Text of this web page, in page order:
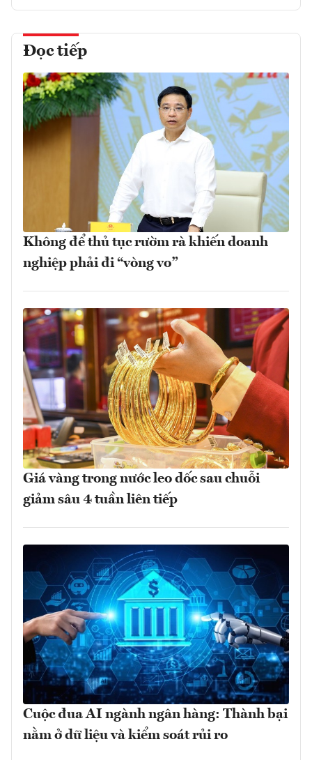
Đọc tiếp
Không để thủ tục rườm rà khiến doanh
nghiệp phải đi “vòng vo”
Giá vàng trong nước leo dốc sau chuỗi
giảm sâu 4 tuần liên tiếp
Cuộc đua AI ngành ngân hàng: Thành bại
nằm ở dữ liệu và kiểm soát rủi ro